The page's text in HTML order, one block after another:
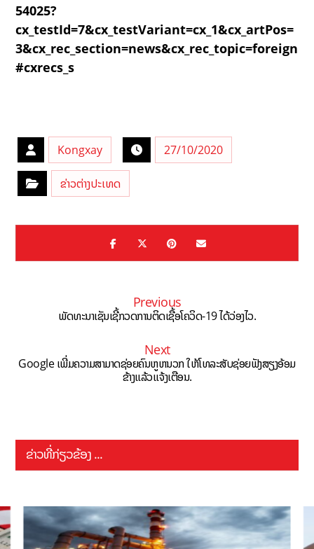
54025?
cx_testId=7&cx_testVariant=cx_1&cx_artPos=
3&cx_rec_section=news&cx_rec_topic=foreign
#cxrecs_s
Kongxay 27/10/2020
ຂ່າວຕ່າງປະເທດ
Previous
ພັດທະນາເຊັນເຊີ້ກວດການຕິດເຊື້ອໂຄວິດ-19 ໄດ້ວ່ອງໄວ.
Next
Google ເພີ່ມຄວາມສາມາດຊ່ອຍຄົນຫູຫນວກ ໃຫ້ໂທລະສັບຊ່ອຍຟັງສຽງອ້ອມ
ຂ້າງແລ້ວແຈ້ງເຕືອນ.
ຂ່າວທີ່ກ່ຽວຂ້ອງ ...